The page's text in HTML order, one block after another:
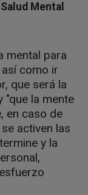
Mental
mental para
como ir
que será la
"que la mente
en caso de
activen las
y la